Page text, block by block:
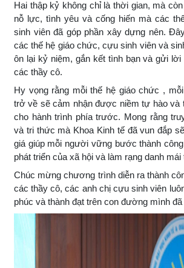
Hai thập kỷ không chỉ là thời gian, mà
nỗ lực, tình yêu và cống hiến mà các
sinh viên đã góp phần xây dựng nên.
các thế hệ giáo chức, cựu sinh viên và
ôn lại kỷ niệm, gắn kết tình bạn và gửi
các thầy cô.
Hy vọng rằng mỗi thế hệ giáo chức ,
trở về sẽ cảm nhận được niềm tự hào và
cho hành trình phía trước. Mong rằng
và tri thức mà Khoa Kinh tế đã vun đắp
giá giúp mỗi người vững bước thành
phát triển của xã hội và làm rạng danh
Chúc mừng chương trình diễn ra thành
các thầy cô, các anh chị cựu sinh viên
phúc và thành đạt trên con đường mình đã